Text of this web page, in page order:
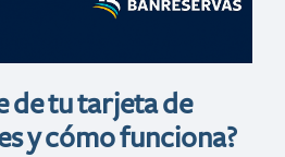
de tu tarjeta de
y cómo funciona?